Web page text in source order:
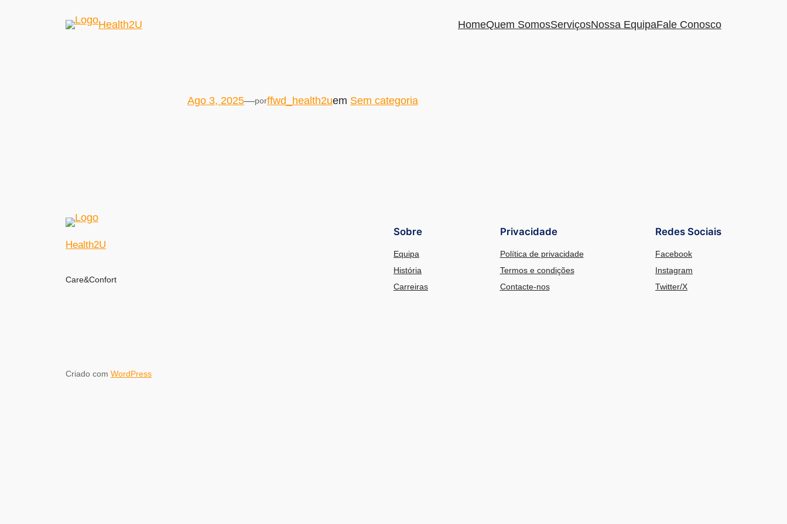
Health2U HomeQuem SomosServiçosNossa EquipaFale Conosco
Ago 3, 2025—porffwd_health2uem Sem categoria
Health2U
Care&Confort
Sobre
Equipa
História
Carreiras
Privacidade
Política de privacidade
Termos e condições
Contacte-nos
Redes Sociais
Facebook
Instagram
Twitter/X
Criado com WordPress